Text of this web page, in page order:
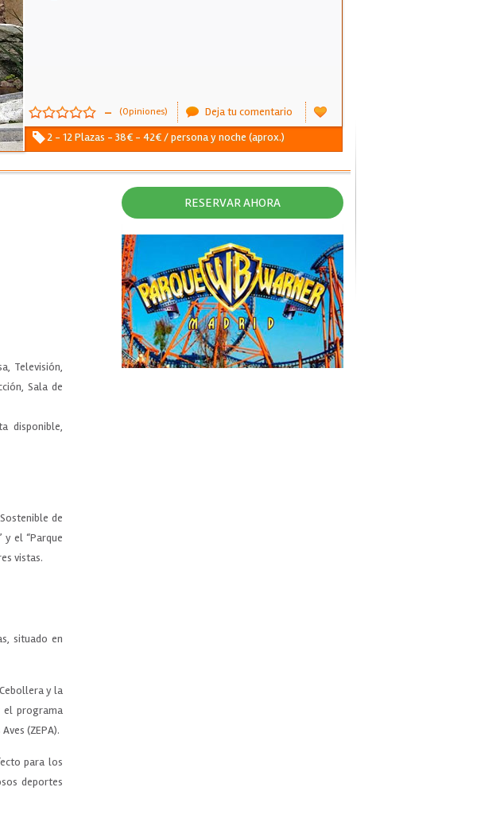
- (Opiniones)
Deja tu comentario
2 - 12 Plazas - 38€ - 42€ / persona y noche (aprox.)
Televisión,
Sala de
disponible,
de
y el “Parque
vistas.
situado en
y la
el programa
(ZEPA).
para los
deportes
RESERVAR AHORA